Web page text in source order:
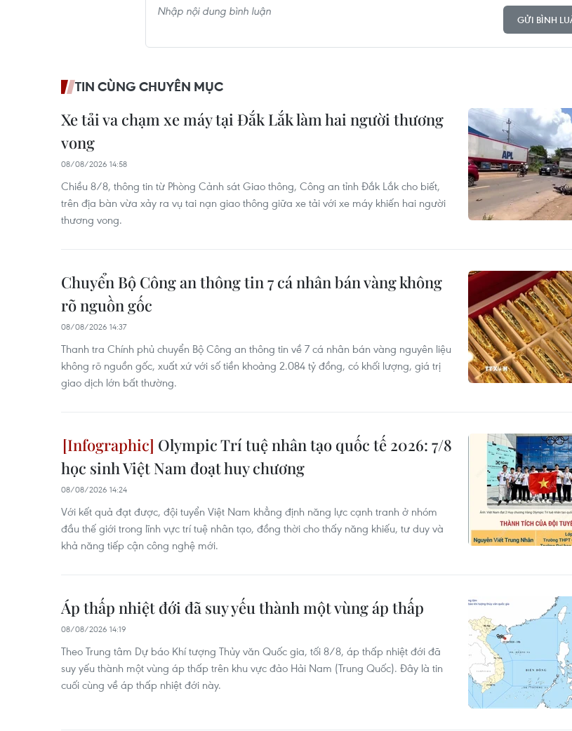
GỬI BÌNH
TIN CÙNG CHUYÊN MỤC
Xe tải va chạm xe máy tại Đắk Lắk làm hai người thương
vong
08/08/2026 14:58
Chiều 8/8, thông tin từ Phòng Cảnh sát Giao thông, Công an tỉnh Đắk Lắk cho biết,
trên địa bàn vừa xảy ra vụ tai nạn giao thông giữa xe tải với xe máy khiến hai người
thương vong.
Chuyển Bộ Công an thông tin 7 cá nhân bán vàng không
rõ nguồn gốc
08/08/2026 14:37
Thanh tra Chính phủ chuyển Bộ Công an thông tin về 7 cá nhân bán vàng nguyên liệu
không rõ nguồn gốc, xuất xứ với số tiền khoảng 2.084 tỷ đồng, có khối lượng, giá trị
giao dịch lớn bất thường.
Olympic Trí tuệ nhân tạo quốc tế 2026: 7/8
học sinh Việt Nam đoạt huy chương
08/08/2026 14:24
Với kết quả đạt được, đội tuyển Việt Nam khẳng định năng lực cạnh tranh ở nhóm
đầu thế giới trong lĩnh vực trí tuệ nhân tạo, đồng thời cho thấy năng khiếu, tư duy và
khả năng tiếp cận công nghệ mới.
Áp thấp nhiệt đới đã suy yếu thành một vùng áp thấp
08/08/2026 14:19
Theo Trung tâm Dự báo Khí tượng Thủy văn Quốc gia, tối 8/8, áp thấp nhiệt đới đã
suy yếu thành một vùng áp thấp trên khu vực đảo Hải Nam (Trung Quốc). Đây là tin
cuối cùng về áp thấp nhiệt đới này.